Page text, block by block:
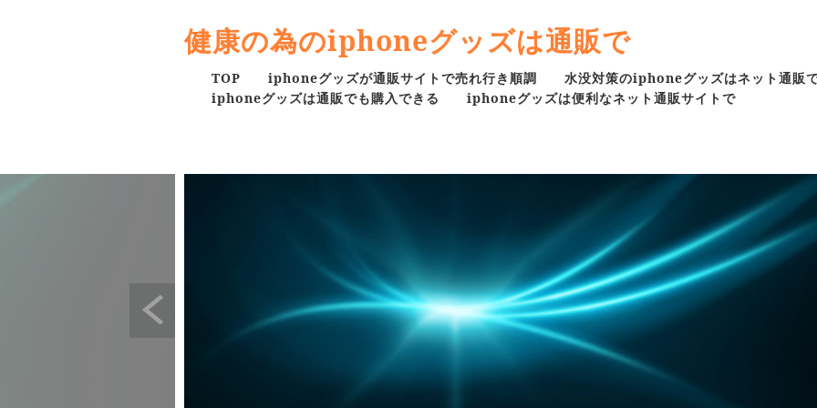
健康の為のiphoneグッズは通販で
TOP iphoneグッズが通販サイトで売れ行き順調
水没対策のiphoneグッズはネット通販
iphoneグッズは通販でも購入できる
iphoneグッズは便利なネット通販サイトで